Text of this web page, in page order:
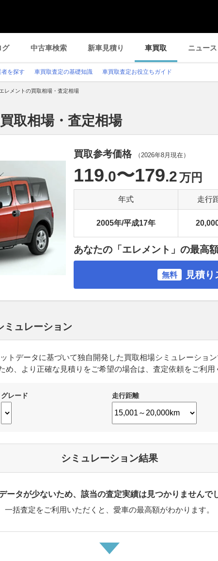
グ 中古車検索 新車見積り 車買取 ニュース
者を探す 車買取査定の基礎知識 車買取査定お役立ちガイド
エレメントの買取相場・査定相場
取相場・査定相場
買取参考価格 （2026年8月 現在）
119.0〜179.2万円
年式 走行
2005年/平成17年
あなたの「エレメント」の最高
無料 見積
ミュレーション
トデータに基づいて独自開発した買取相場シミュレーショ
め、より正確な見積りをご希望の場合は、査定依頼をご利用
グレード 走行距離
シミュレーション結果
ータが少ないため、該当の査定実績は見つかりませんで
一括査定をご利用いただくと、愛車の最高額がわかります。